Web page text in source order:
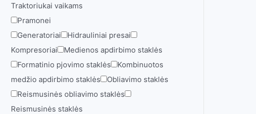
Traktoriukai vaikams
Pramonei
Generatoriai
Hidrauliniai presai
Kompresoriai
Medienos apdirbimo staklės
Formatinio pjovimo staklės
Kombinuotos
medžio apdirbimo staklės
Obliavimo staklės
Reismusinės obliavimo staklės
Reismusinės staklės